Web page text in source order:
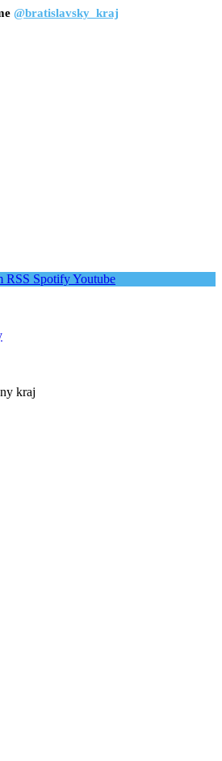
@bratislavsky_kraj
RSS SpotifyYoutube
kraj